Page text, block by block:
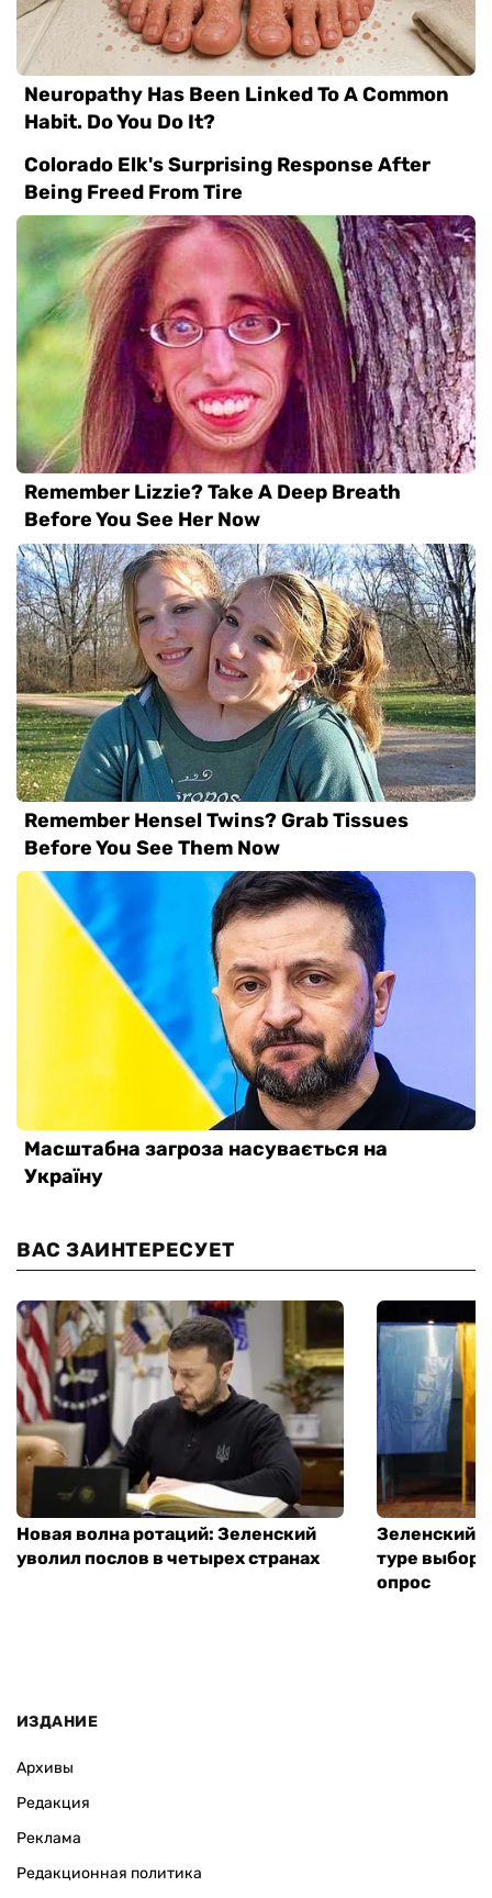
ВАС ЗАИНТЕРЕСУЕТ
Новая волна ротаций: Зеленский
уволил послов в четырех странах
Зеленский
туре
опрос
ИЗДАНИЕ
Архивы
Редакция
Реклама
Редакционная политика